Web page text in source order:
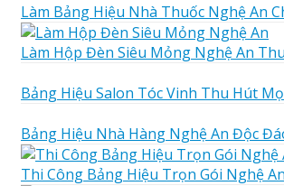
Làm Bảng Hiệu Nhà Thuốc Nghệ An
Làm Hộp Đèn Siêu Mỏng Nghệ An
Bảng Hiệu Salon Tóc Vinh Thu Hút
Bảng Hiệu Nhà Hàng Nghệ An Độc
Thi Công Bảng Hiệu Trọn Gói Nghệ